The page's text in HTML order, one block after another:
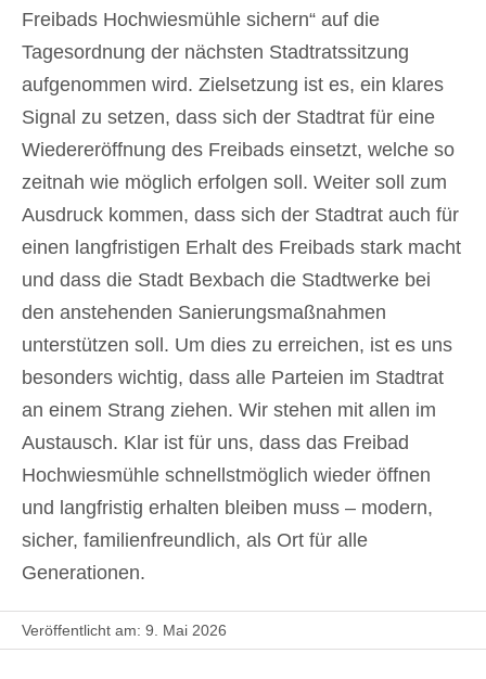
Freibads Hochwiesmühle sichern“ auf die
Tagesordnung der nächsten Stadtratssitzung
aufgenommen wird. Zielsetzung ist es, ein klares
Signal zu setzen, dass sich der Stadtrat für eine
Wiedereröffnung des Freibads einsetzt, welche so
zeitnah wie möglich erfolgen soll. Weiter soll zum
Ausdruck kommen, dass sich der Stadtrat auch für
einen langfristigen Erhalt des Freibads stark macht
und dass die Stadt Bexbach die Stadtwerke bei
den anstehenden Sanierungsmaßnahmen
unterstützen soll. Um dies zu erreichen, ist es uns
besonders wichtig, dass alle Parteien im Stadtrat
an einem Strang ziehen. Wir stehen mit allen im
Austausch. Klar ist für uns, dass das Freibad
Hochwiesmühle schnellstmöglich wieder öffnen
und langfristig erhalten bleiben muss – modern,
sicher, familienfreundlich, als Ort für alle
Generationen.
Veröffentlicht am: 9. Mai 2026